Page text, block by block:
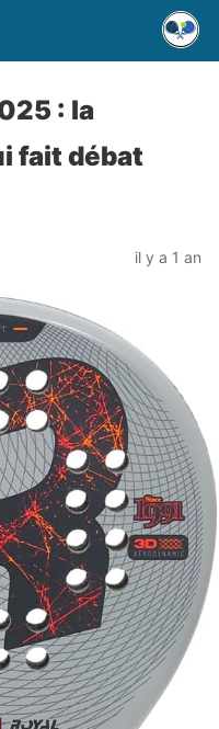
: la
fait débat
il y a 1 an